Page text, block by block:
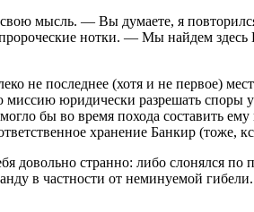
мысль. — Вы думаете, я
пророческие нотки. — Мы найдем
не последнее (хотя и не первое)
миссию юридически разрешать
бы во время похода составить
хранение Банкир
довольно странно: либо слонялся
в частности от неминуемой